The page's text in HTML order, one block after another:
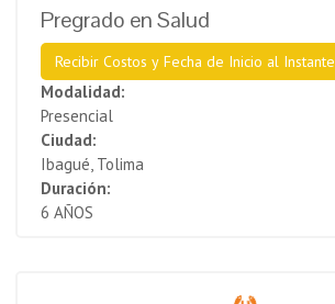
Pregrado en Salud
Recibir Costos y Fecha de Inicio al Instante
Modalidad:
Presencial
Ciudad:
Ibagué, Tolima
Duración:
6 AÑOS